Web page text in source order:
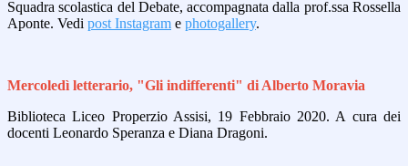
Squadra scolastica del Debate, accompagnata dalla prof.ssa Rossella
Aponte. Vedi post Instagram e photogallery.
Mercoledì letterario, "Gli indifferenti" di Alberto Moravia
Biblioteca Liceo Properzio Assisi, 19 Febbraio 2020. A cura dei
docenti Leonardo Speranza e Diana Dragoni.